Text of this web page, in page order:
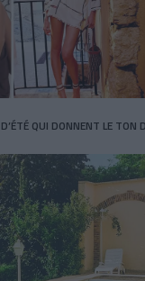
QUI DONNENT LE TON